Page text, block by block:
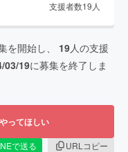
支援者数19 人
を開始し、 19人の支援
03/19に募集を終了しま
ってほしい
で送る
URLコピー